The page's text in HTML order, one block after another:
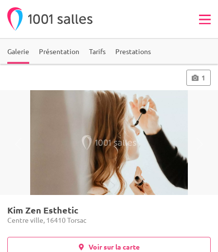
Galerie Présentation Tarifs Prestations
1
Kim Zen Esthetic
Centre ville, 16410 Torsac
Voir sur la carte